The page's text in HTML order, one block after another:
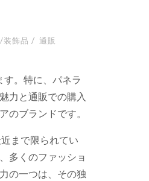
装飾品 / 通販
。 特に、パネラ
力と通販での購入
のブランドです。
まで限られてい
多くのファッショ
の一つは、その独